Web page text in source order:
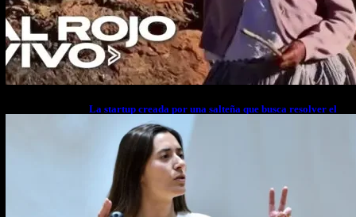
La startup creada por una salteña que busca resolver el
estrés financiero en Latinoamérica